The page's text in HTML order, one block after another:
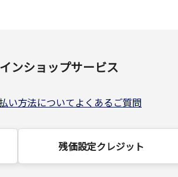
ンショップサービス
い方法についてよくあるご質問
残価設定クレジット